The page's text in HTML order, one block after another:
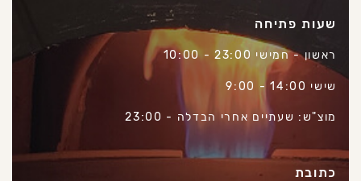
שעות פתיחה
ראשון - חמישי 23:00 - 10:00
שישי 14:00 - 9:00
מוצ"ש: שעתיים אחרי הבדלה - 23:00
כתובת